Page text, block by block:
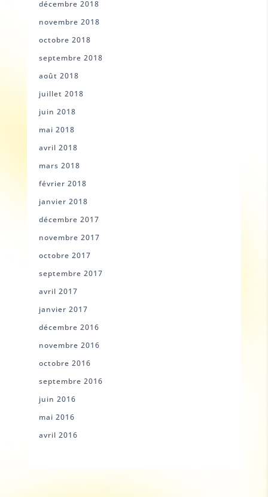
décembre 2018
novembre 2018
octobre 2018
septembre 2018
août 2018
juillet 2018
juin 2018
mai 2018
avril 2018
mars 2018
février 2018
janvier 2018
décembre 2017
novembre 2017
octobre 2017
septembre 2017
avril 2017
janvier 2017
décembre 2016
novembre 2016
octobre 2016
septembre 2016
juin 2016
mai 2016
avril 2016